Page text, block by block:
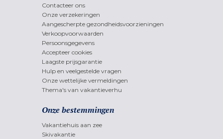
Contacteer ons
Onze verzekeringen
Aangescherpte gezondheidsvoorzieningen
Verkoopvoorwaarden
Persoonsgegevens
Accepteer cookies
Laagste prijsgarantie
Hulp en veelgestelde vragen
Onze wettelijke vermeldingen
Thema's van vakantieverhu
Onze bestemmingen
Vakantiehuis aan zee
Skivakantie